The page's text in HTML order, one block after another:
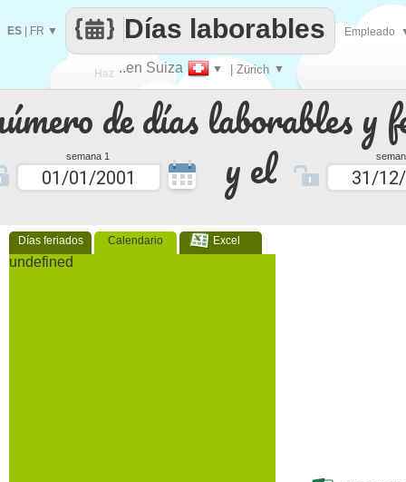
de días laborables y
semana 1 y el
Días feriados Calendario Excel
undefined
Haz
que
..en Suiza ▼ | Zürich ▼
Días laborables
ES FR ▼ Empleado